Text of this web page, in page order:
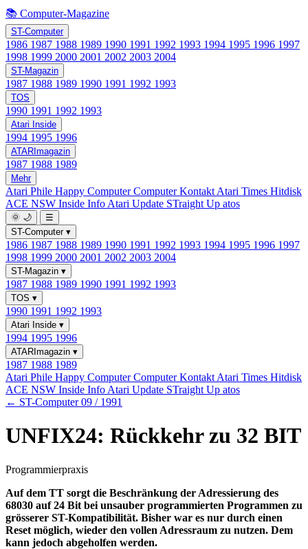
📚 Computer-Magazine
ST-Computer
1986 1987 1988 1989 1990 1991 1992 1993 1994 1995 1996 1997
1998 1999 2000 2001 2002 2003 2004
ST-Magazin
1987 1988 1989 1990 1991 1992 1993
TOS
1990 1991 1992 1993
Atari Inside
1994 1995 1996
ATARImagazin
1987 1988 1989
Mehr
Atari Phile Happy ComputerComputer Kontakt Atari Times Hitdisk
ACE NSW Inside Info Atari Update STraight Up atos
🌞 🌙
☰
ST-Computer ▾
1986 1987 1988 1989 1990 1991 1992 1993 1994 1995 1996 1997
1998 1999 2000 2001 2002 2003 2004
ST-Magazin ▾
1987 1988 1989 1990 1991 1992 1993
TOS ▾
1990 1991 1992 1993
Atari Inside ▾
1994 1995 1996
ATARImagazin ▾
1987 1988 1989
Atari Phile Happy ComputerComputer Kontakt Atari Times Hitdisk
ACE NSW Inside Info Atari Update STraight Up atos
← ST-Computer 09 / 1991
UNFIX24: Rückkehr zu 32 BIT
Programmierpraxis
Auf dem TT sorgt die Beschränkung der Adressierung des
68030 auf 24 Bit bei unsauber programmierten Programmen zu
grösserer ST-Kompatibilität. Bisher war es nur durch einen
Reset möglich, wieder den vollen Adressraum zu nutzen. Dem
kann jedoch abgeholfen werden.